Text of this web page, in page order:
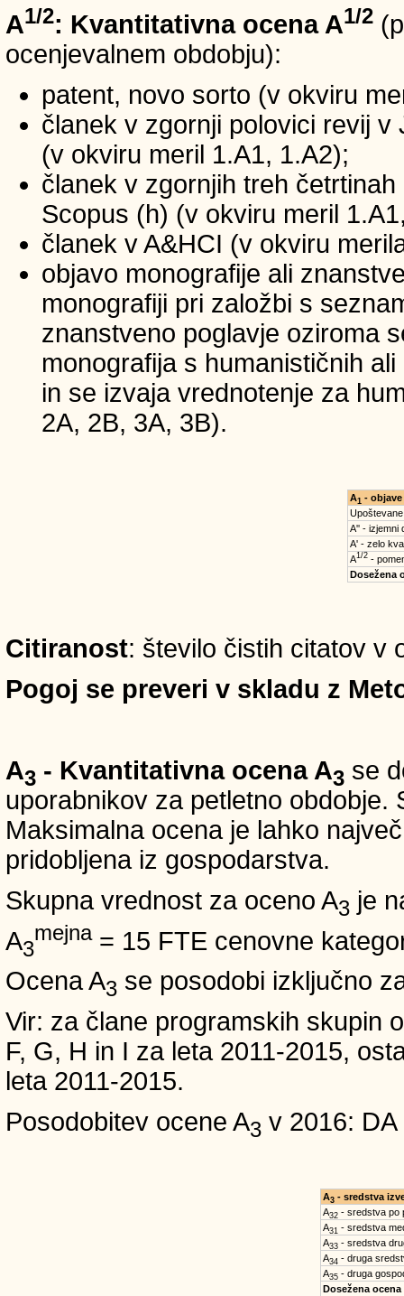
A1/2: Kvantitativna ocena A1/2
ocenjevalnem obdobju):
patent, novo sorto (v okviru
članek v zgornji polovici revij
(v okviru meril 1.A1, 1.A2);
članek v zgornjih treh
Scopus (h) (v okviru meril
članek v A&HCI (v okviru
objavo monografije ali
monografiji pri založbi s
znanstveno poglavje oziroma
monografija s humanističnih
in se izvaja vrednotenje za
2A, 2B, 3A, 3B).
A1 - objave
A'' - izjemni
A' - zelo
A1/2-
Dosežena
Citiranost: število čistih citatov v
Pogoj se preveri v skladu z
A3 - Kvantitativna ocena A3 se
uporabnikov za petletno obdobje.
Maksimalna ocena je lahko
pridobljena iz gospodarstva.
Skupna vrednost za oceno A3 je
A3
mejna= 15 FTE cenovne
Ocena A3 se posodobi izključno
Vir: za člane programskih skupin
F, G, H in I za leta 2011-2015,
leta 2011-2015.
Posodobitev ocene A3 v 2016: DA
A3- sredstva
A32- sredstva po
A31 - sredstva
A33- sredstva
A34 - druga
A35- druga
Dosežena ocena